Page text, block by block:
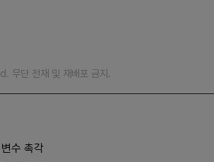
단 전재 및 재배포 금지.
수 촉각